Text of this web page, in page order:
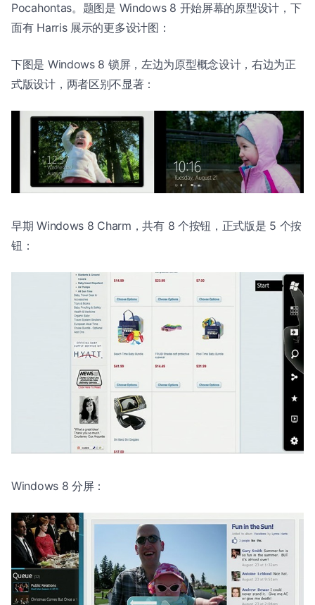
Pocahontas。题图是 Windows 8 开始屏幕的原型设计，下
面有 Harris 展示的更多设计图：
下图是 Windows 8 锁屏，左边为原型概念设计，右边为正
式版设计，两者区别不显著：
早期 Windows 8 Charm，共有 8 个按钮，正式版是 5 个按
钮：
Windows 8 分屏：